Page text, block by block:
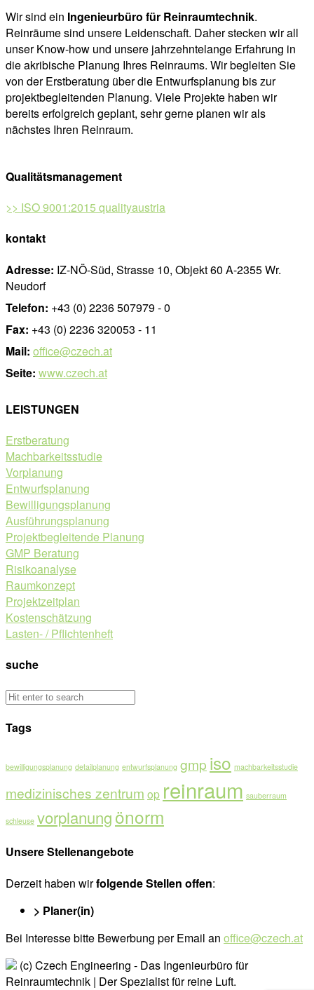
Wir sind ein Ingenieurbüro für Reinraumtechnik.
Reinräume sind unsere Leidenschaft. Daher stecken wir all
unser Know-how und unsere jahrzehntelange Erfahrung in
die akribische Planung Ihres Reinraums. Wir begleiten Sie
von der Erstberatung über die Entwurfsplanung bis zur
projektbegleitenden Planung. Viele Projekte haben wir
bereits erfolgreich geplant, sehr gerne planen wir als
nächstes Ihren Reinraum.
Qualitätsmanagement
>> ISO 9001:2015 qualityaustria
kontakt
Adresse: IZ-NÖ-Süd, Strasse 10, Objekt 60 A-2355 Wr.
Neudorf
Telefon: +43 (0) 2236 507979 - 0
Fax: +43 (0) 2236 320053 - 11
Mail: office@czech.at
Seite: www.czech.at
LEISTUNGEN
Erstberatung
Machbarkeitsstudie
Vorplanung
Entwurfsplanung
Bewilligungsplanung
Ausführungsplanung
Projektbegleitende Planung
GMP Beratung
Risikoanalyse
Raumkonzept
Projektzeitplan
Kostenschätzung
Lasten- / Pflichtenheft
suche
Tags
bewilligungsplanung detailplanung entwurfsplanung gmp iso machbarkeitsstudie
medizinisches zentrum op reinraum sauberraum
schleuse vorplanungönorm
Unsere Stellenangebote
Derzeit haben wirfolgende Stellen offen:
> Planer(in)
Bei Interesse bitte Bewerbung per Email an office@czech.at
(c) Czech Engineering - Das Ingenieurbüro für
Reinraumtechnik | Der Spezialist für reine Luft.